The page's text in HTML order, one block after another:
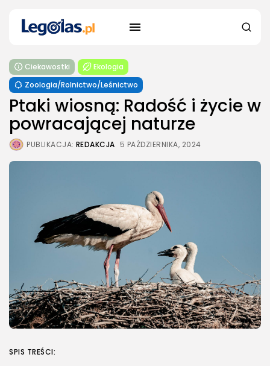
Ciekawostki
Ekologia
Zoologia/Rolnictwo/Leśnictwo
Ptaki wiosną: Radość i życie w
powracającej naturze
PUBLIKACJA: REDAKCJA 5 PAŹDZIERNIKA, 2024
SPIS TREŚCI: